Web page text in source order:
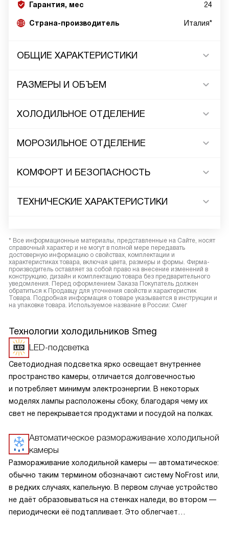
Гарантия, мес 24
Страна-производитель Италия*
ОБЩИЕ ХАРАКТЕРИСТИКИ
РАЗМЕРЫ И ОБЪЕМ
ХОЛОДИЛЬНОЕ ОТДЕЛЕНИЕ
МОРОЗИЛЬНОЕ ОТДЕЛЕНИЕ
КОМФОРТ И БЕЗОПАСНОСТЬ
ТЕХНИЧЕСКИЕ ХАРАКТЕРИСТИКИ
* Все информационные материалы, представленные на Сайте, носят
справочный характер и не могут в полной мере передавать
достоверную информацию о свойствах, комплектации и
характеристиках товара, включая цвета, размеры и формы. Фирма-
производитель оставляет за собой право на внесение изменений в
конструкцию, дизайн и комплектацию товара без предварительного
уведомления. Перед оформлением Заказа Покупатель должен
обратиться к Продавцу для уточнения свойств и характеристик
Товара. Подробная информация о товаре указывается в инструкции и
на упаковке товара. Используемое название в России: Смег
Технологии холодильников Smeg
LED-подсветка
Светодиодная подсветка ярко освещает внутреннее
пространство камеры, отличается долговечностью
и потребляет минимум электроэнергии. В некоторых
моделях лампы расположены сбоку, благодаря чему их
свет не перекрывается продуктами и посудой на полках.
Автоматическое размораживание холодильной
камеры
Размораживание холодильной камеры — автоматическое:
обычно таким термином обозначают систему NoFrost или,
в редких случаях, капельную. В первом случае устройство
не даёт образовываться на стенках наледи, во втором —
периодически её подтапливает. Это облегчает